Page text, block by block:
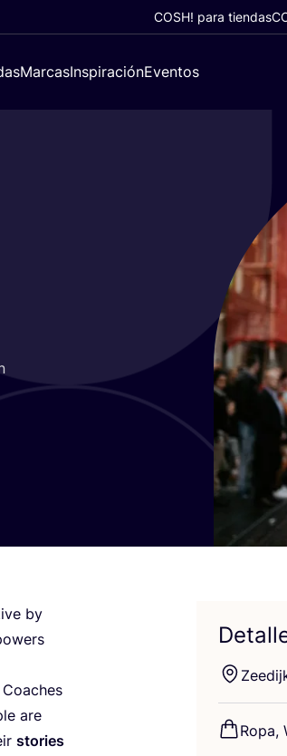
COSH! para tiendas
MarcasInspiraciónEventos
by
are
sto­ries
Ropa,